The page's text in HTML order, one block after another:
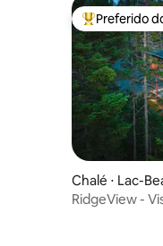
Entre os
Preferido
Chalé ⋅ Lac-
RidgeView -